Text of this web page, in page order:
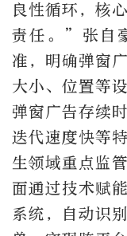
良性循环，核
责任。”张自
准，明确弹窗
大小、位置等
弹窗广告存续
迭代速度快等
生领域重点监
面通过技术赋
系统，自动识